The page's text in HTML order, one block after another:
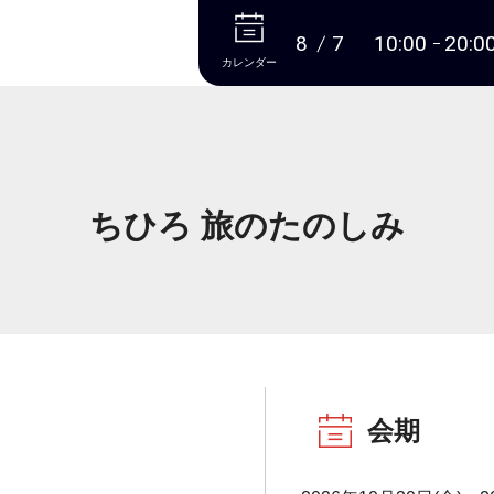
本文へ
カレンダー
8 7 10:00
ちひろ 旅のたのしみ
会期